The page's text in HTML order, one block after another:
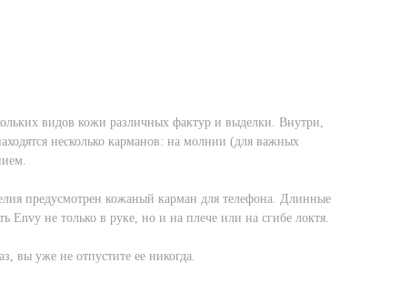
видов кожи различных фактур и выделки. Внутри,
несколько карманов: на молнии (для важных
предусмотрен кожаный карман для телефона. Длинные
Envy не только в руке, но и на плече или на сгибе локтя.
вы уже не отпустите ее никогда.